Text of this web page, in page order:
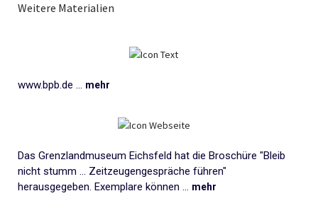
Weitere Materialien
www.bpb.de ... mehr
Das Grenzlandmuseum Eichsfeld hat die Broschüre "Bleib
nicht stumm ... Zeitzeugengespräche führen"
herausgegeben. Exemplare können ... mehr